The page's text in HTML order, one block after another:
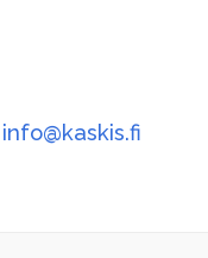
info@kaskis.fi